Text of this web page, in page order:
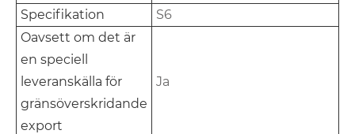
Specifikation
S6
Oavsett om det är
en speciell
leveranskälla för
gränsöverskridande
export
Ja